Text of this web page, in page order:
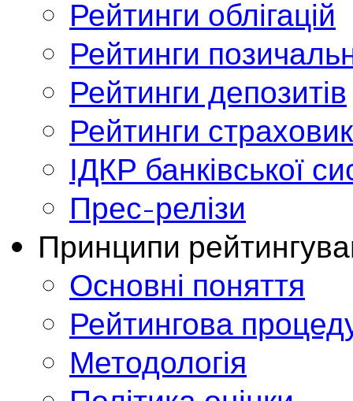
Рейтинги облігацій
Рейтинги
Рейтинги депозитів
Рейтинги
ІДКР банківської
Прес-релізи
Принципи
Основні поняття
Рейтингова
Методологія